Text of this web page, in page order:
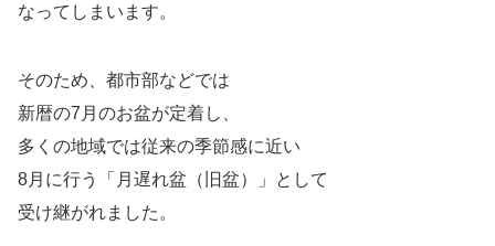
なってしまいます。
そのため、都市部などでは
新暦の7月のお盆が定着し、
多くの地域では従来の季節感に近い
8月に行う「月遅れ盆（旧盆）」として
受け継がれました。